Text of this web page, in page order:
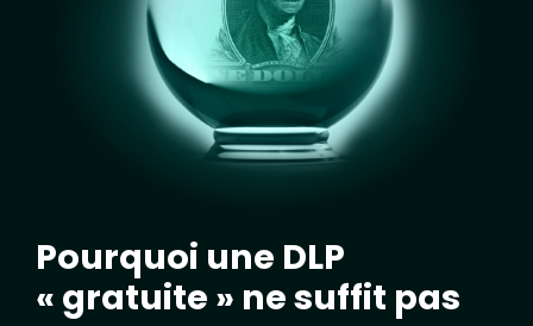
Pourquoi une DLP
« gratuite » ne suffit pas